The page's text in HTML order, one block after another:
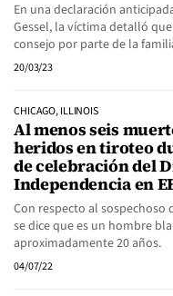
En una declaración
Gessel, la víctima detalló
consejo por parte de la
20/03/23
CHICAGO, ILLINOIS
Al menos seis
heridos en tiroteo
de celebración del
Independencia en
Con respecto al sospechoso
se dice que es un hombre
aproximadamente 20 años.
04/07/22